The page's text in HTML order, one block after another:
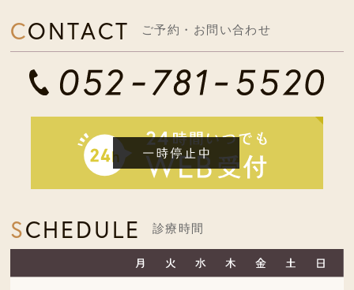
CONTACT ご予約・お問い合わせ
SCHEDULE 診療時間